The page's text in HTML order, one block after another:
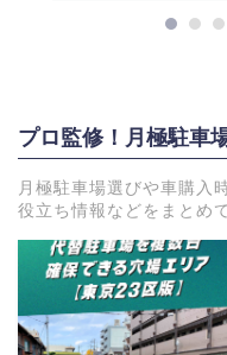
プロ監修！月極駐車
月極駐車場選びや車購入
役立ち情報などをまとめ